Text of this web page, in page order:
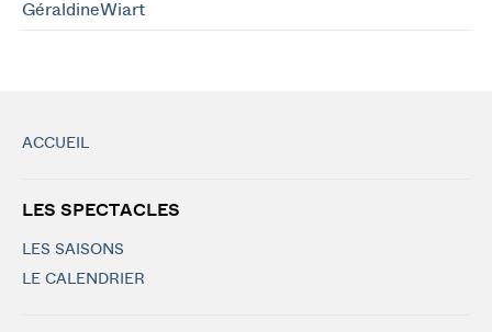
GéraldineWiart
ACCUEIL
LES SPECTACLES
LES SAISONS
LE CALENDRIER